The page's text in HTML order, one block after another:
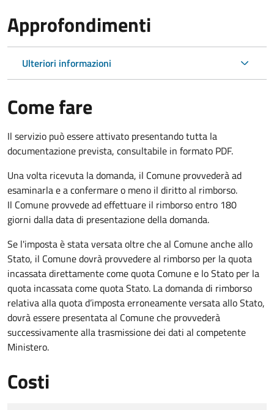
Approfondimenti
Ulteriori informazioni
Come fare
Il servizio può essere attivato presentando tutta la
documentazione prevista, consultabile in formato PDF.
Una volta ricevuta la domanda, il Comune provvederà ad
esaminarla e a confermare o meno il diritto al rimborso.
Il Comune provvede ad effettuare il rimborso entro 180
giorni dalla data di presentazione della domanda.
Se l'imposta è stata versata oltre che al Comune anche allo
Stato, il Comune dovrà provvedere al rimborso per la quota
incassata direttamente come quota Comune e lo Stato per la
quota incassata come quota Stato. La domanda di rimborso
relativa alla quota d’imposta erroneamente versata allo Stato,
dovrà essere presentata al Comune che provvederà
successivamente alla trasmissione dei dati al competente
Ministero.
Costi